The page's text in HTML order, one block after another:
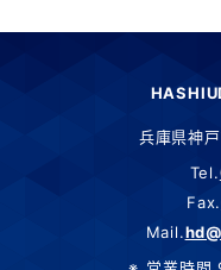
兵庫県神
Tel.
Fax.
Mail.